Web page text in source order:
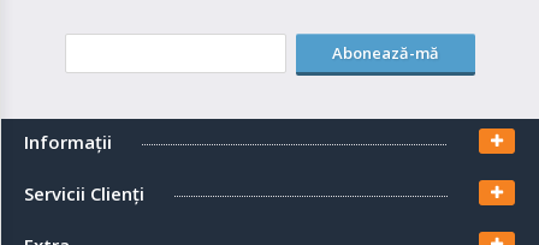
Abonează-mă
Informaţii
Servicii Clienţi